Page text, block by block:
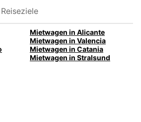
Mietwagen in Alicante
Mietwagen in Valencia
Mietwagen in Catania
Mietwagen in Stralsund